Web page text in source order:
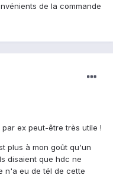
de la commande
ex peut-être très utile !
plus à mon goût qu'un
disaient que hdc ne
n'a eu de tél de cette